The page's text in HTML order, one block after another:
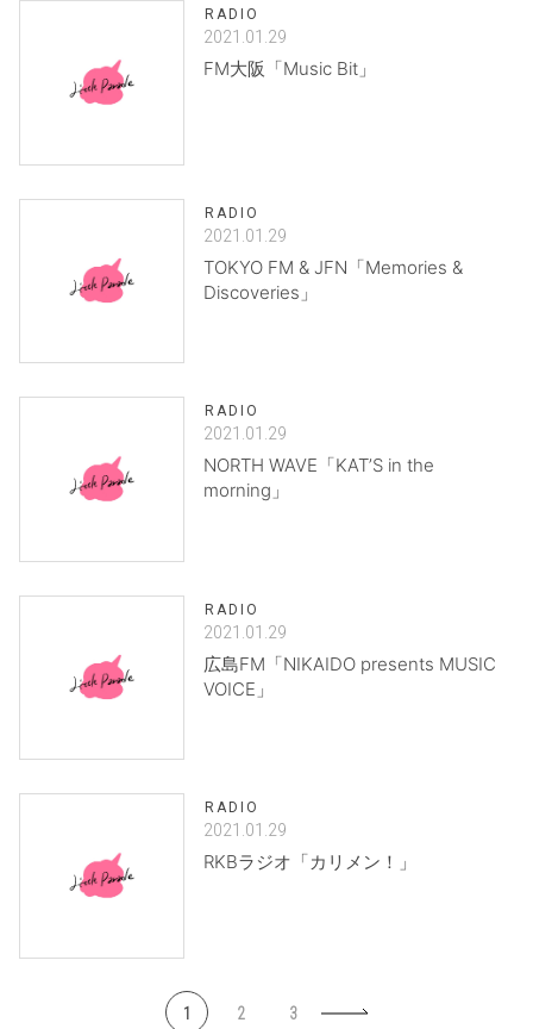
RADIO
2021.01.29
FM大阪「Music Bit」
RADIO
2021.01.29
TOKYO FM & JFN「Memories &
Discoveries」
RADIO
2021.01.29
NORTH WAVE「KAT’S in the
morning」
RADIO
2021.01.29
広島FM「NIKAIDO presents MUSIC
VOICE」
RADIO
2021.01.29
RKBラジオ「カリメン！」
1 2 3